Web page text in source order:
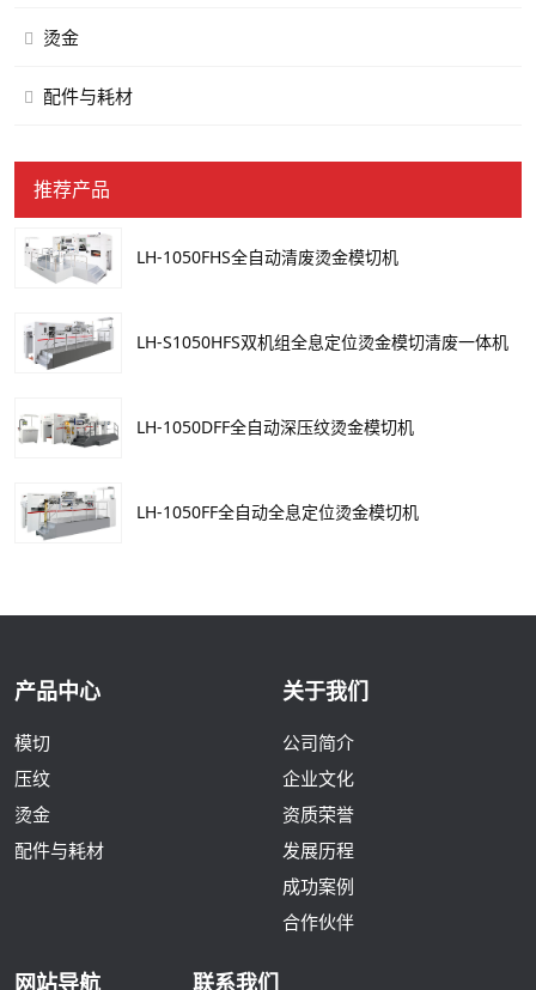
烫金
配件与耗材
推荐产品
LH-1050FHS全自动清废烫金模切机
LH-S1050HFS双机组全息定位烫金模切清废一体机
LH-1050DFF全自动深压纹烫金模切机
LH-1050FF全自动全息定位烫金模切机
产品中心
模切
压纹
烫金
配件与耗材
关于我们
公司简介
企业文化
资质荣誉
发展历程
成功案例
合作伙伴
网站导航 联系我们